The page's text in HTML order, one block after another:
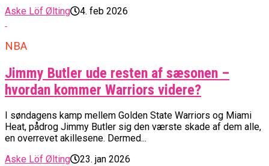
Aske Löf Ølting
4. feb 2026
NBA
Jimmy Butler ude resten af sæsonen –
hvordan kommer Warriors videre?
I søndagens kamp mellem Golden State Warriors og Miami
Heat, pådrog Jimmy Butler sig den værste skade af dem alle,
en overrevet akillesene. Dermed...
Aske Löf Ølting
23. jan 2026